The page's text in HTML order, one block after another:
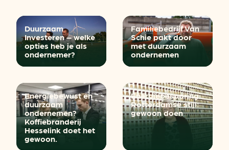
Duurzaam
Investeren – welke
opties heb je als
ondernemer?
Familiebedrijf Van
Schie pakt door
met duurzaam
ondernemen
Energiebewust en
duurzaam
ondernemen?
Koffiebranderij
Hesselink doet het
gewoon.
Energiebesparing
Rotterdamse stijl:
gewoon doen